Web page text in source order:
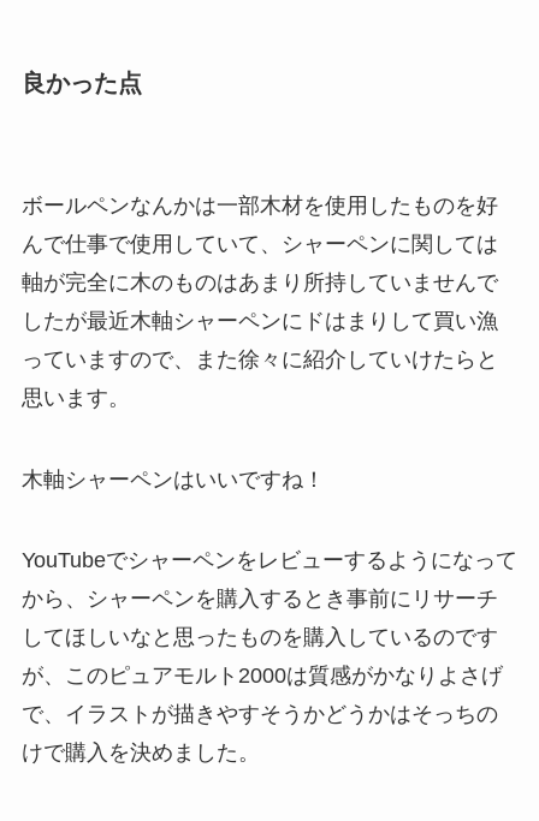
良かった点
ボールペンなんかは一部木材を使用したものを好
んで仕事で使用していて、シャーペンに関しては
軸が完全に木のものはあまり所持していませんで
したが最近木軸シャーペンにドはまりして買い漁
っていますので、また徐々に紹介していけたらと
思います。
木軸シャーペンはいいですね！
YouTubeでシャーペンをレビューするようになって
から、シャーペンを購入するとき事前にリサーチ
してほしいなと思ったものを購入しているのです
が、このピュアモルト2000は質感がかなりよさげ
で、イラストが描きやすそうかどうかはそっちの
けで購入を決めました。